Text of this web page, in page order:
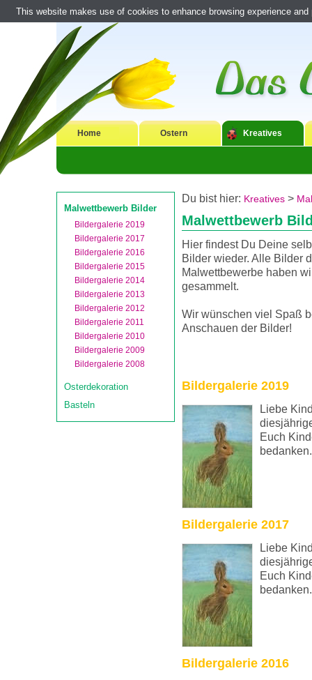
Home Ostern Kreatives
Malwettbewerb Bilder
Bildergalerie 2019
Bildergalerie 2017
Bildergalerie 2016
Bildergalerie 2015
Bildergalerie 2014
Bildergalerie 2013
Bildergalerie 2012
Bildergalerie 2011
Bildergalerie 2010
Bildergalerie 2009
Bildergalerie 2008
Osterdekoration
Basteln
Du bist hier: Kreatives >
Malwettbewerb
Hier findest Du Deine
Bilder wieder. Alle Bilder
Malwettbewerbe haben
gesammelt.
Wir wünschen viel Spaß
Anschauen der Bilder!
Bildergalerie 2019
Liebe
Euch
bedanken.
Bildergalerie 2017
Liebe
Euch
bedanken.
Bildergalerie 2016
This website makes use of cookies to enhance browsing experience